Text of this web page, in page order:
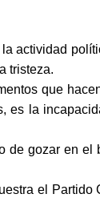
actividad
tristeza.
que
es la
de gozar en
el Partido